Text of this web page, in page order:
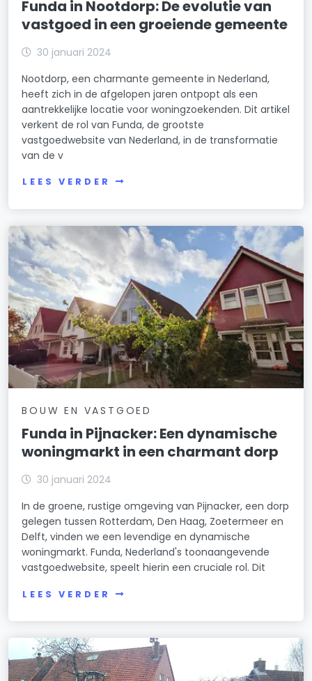
Funda in Nootdorp: De evolutie van
vastgoed in een groeiende gemeente
30 januari 2024
Nootdorp, een charmante gemeente in Nederland,
heeft zich in de afgelopen jaren ontpopt als een
aantrekkelijke locatie voor woningzoekenden. Dit artikel
verkent de rol van Funda, de grootste
vastgoedwebsite van Nederland, in de transformatie
van de v
LEES VERDER
BOUW EN VASTGOED
Funda in Pijnacker: Een dynamische
woningmarkt in een charmant dorp
30 januari 2024
In de groene, rustige omgeving van Pijnacker, een dorp
gelegen tussen Rotterdam, Den Haag, Zoetermeer en
Delft, vinden we een levendige en dynamische
woningmarkt. Funda, Nederland's toonaangevende
vastgoedwebsite, speelt hierin een cruciale rol. Dit
LEES VERDER